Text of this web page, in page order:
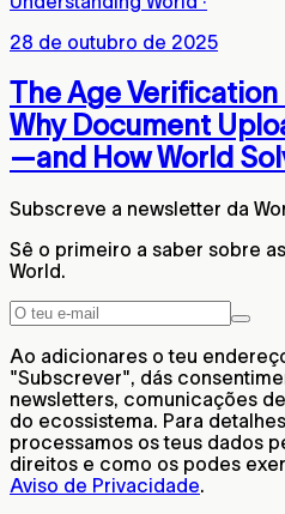
28 de outubro de 2025
The Age Verification
Why Document
—and How World
Subscreve a newsletter da
Sê o primeiro a saber sobre
World.
Ao adicionares o teu
"Subscrever", dás
newsletters, comunicações
do ecossistema. Para
processamos os teus dados
direitos e como os podes
Aviso de Privacidade.